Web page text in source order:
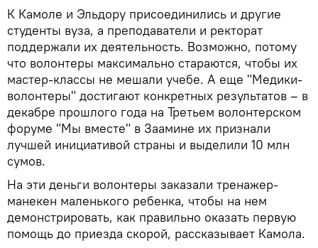
К Камоле и Эльдору присоединились и другие
студенты вуза, а преподаватели и ректорат
поддержали их деятельность. Возможно, потому
что волонтеры максимально стараются, чтобы их
мастер-классы не мешали учебе. А еще "Медики-
волонтеры" достигают конкретных результатов – в
декабре прошлого года на Третьем волонтерском
форуме "Мы вместе" в Заамине их признали
лучшей инициативой страны и выделили 10 млн
сумов.
На эти деньги волонтеры заказали тренажер-
манекен маленького ребенка, чтобы на нем
демонстрировать, как правильно оказать первую
помощь до приезда скорой, рассказывает Камола.